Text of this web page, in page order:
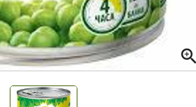
Ольга Кузяева
привезли раньше назначенного
